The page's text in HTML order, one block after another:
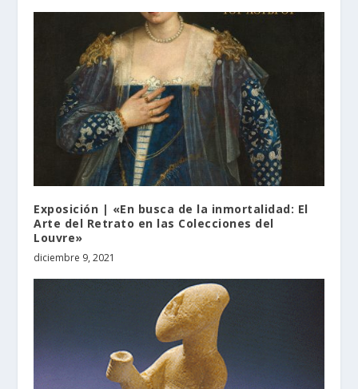
Exposición | «En busca de la inmortalidad: El
Arte del Retrato en las Colecciones del
Louvre»
diciembre 9, 2021